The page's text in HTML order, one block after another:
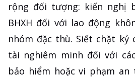
rộng đối tượng: kiến nghị
BHXH đối với lao động
nhóm đặc thù. Siết chặt kỷ
tài nghiêm minh đối với
bảo hiểm hoặc vi phạm